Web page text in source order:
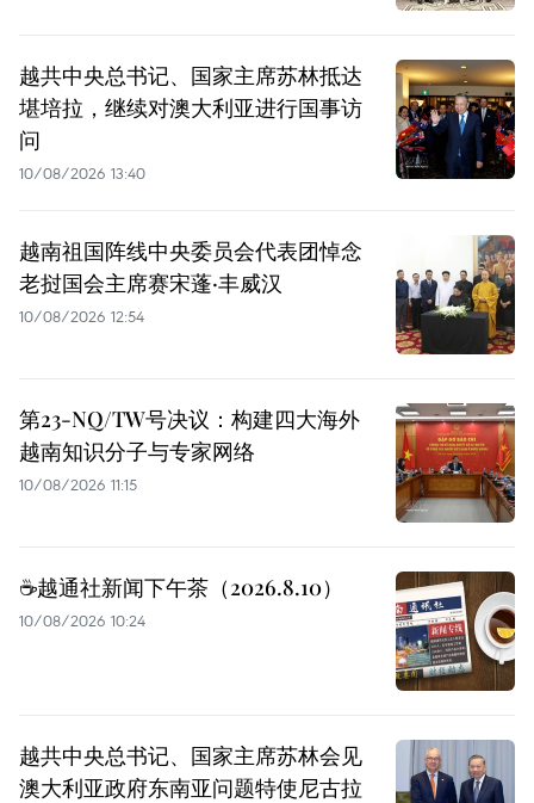
越共中央总书记、国家主席苏林抵达
堪培拉，继续对澳大利亚进行国事访
问
10/08/2026 13:40
越南祖国阵线中央委员会代表团悼念
老挝国会主席赛宋蓬·丰威汉
10/08/2026 12:54
第23-NQ/TW号决议：构建四大海外
越南知识分子与专家网络
10/08/2026 11:15
☕️越通社新闻下午茶（2026.8.10）
10/08/2026 10:24
越共中央总书记、国家主席苏林会见
澳大利亚政府东南亚问题特使尼古拉